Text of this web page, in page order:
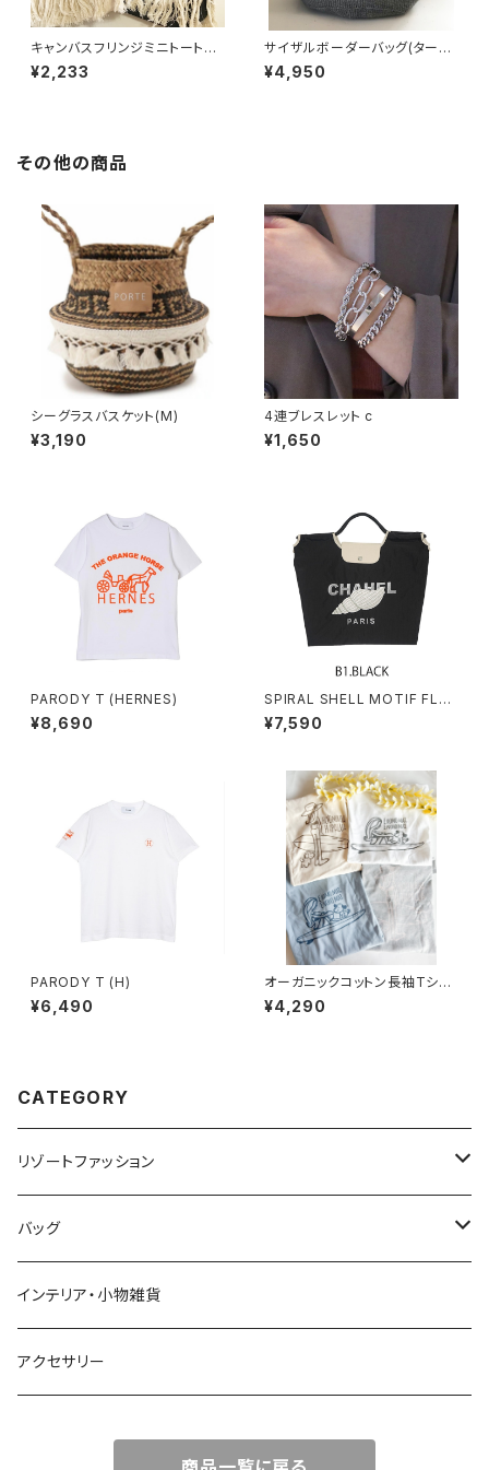
キャンバスフリンジミニトートバ
ッグ
¥2,233
サイザルボーダーバッグ(ターコ
イズ)
¥4,950
その他の商品
シーグラスバスケット(M)
¥3,190
4連ブレスレット c
¥1,650
PARODY T (HERNES)
¥8,690
SPIRAL SHELL MOTIF FLAP
BAG
¥7,590
PARODY T (H)
¥6,490
オーガニックコットン長袖Tシャ
ツ
¥4,290
CATEGORY
リゾートファッション
トップス
ワンピース
オールインワン
バッグ
かごバッグ
ポーチ・クラッチ
インテリア・小物雑貨
アクセサリー